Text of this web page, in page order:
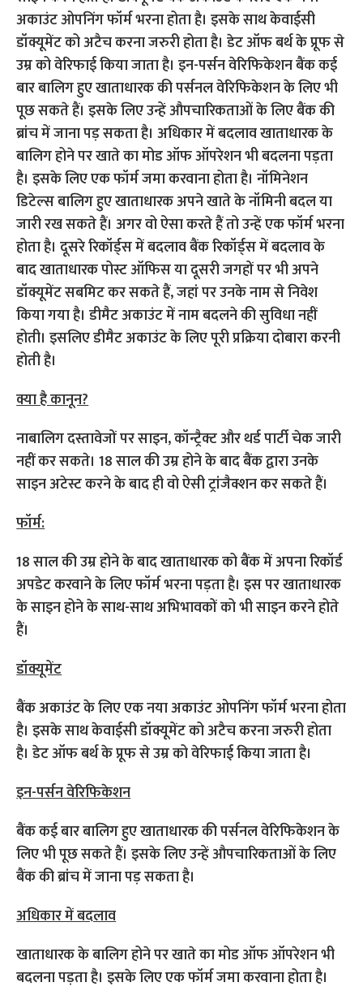
क्या है कानून?
नाबालिग दस्तावेजों पर साइन, कॉन्ट्रैक्ट और थर्ड पार्टी चेक जारी
नहीं कर सकते। 18 साल की उम्र होने के बाद बैंक द्वारा उनके
साइन अटेस्ट करने के बाद ही वो ऐसी ट्रांजैक्शन कर सकते हैं।
फॉर्म:
18 साल की उम्र होने के बाद खाताधारक को बैंक में अपना रिकॉर्ड
अपडेट करवाने के लिए फॉर्म भरना पड़ता है। इस पर खाताधारक
के साइन होने के साथ-साथ अभिभावकों को भी साइन करने होते
हैं।
डॉक्यूमेंट
बैंक अकाउंट के लिए एक नया अकाउंट ओपनिंग फॉर्म भरना होता
है। इसके साथ केवाईसी डॉक्यूमेंट को अटैच करना जरुरी होता
है। डेट ऑफ बर्थ के प्रूफ से उम्र को वेरिफाई किया जाता है।
इन-पर्सन वेरिफिकेशन
बैंक कई बार बालिग हुए खाताधारक की पर्सनल वेरिफिकेशन के
लिए भी पूछ सकते हैं। इसके लिए उन्हें औपचारिकताओं के लिए
बैंक की ब्रांच में जाना पड़ सकता है।
अधिकार में बदलाव
खाताधारक के बालिग होने पर खाते का मोड ऑफ ऑपरेशन भी
बदलना पड़ता है। इसके लिए एक फॉर्म जमा करवाना होता है।